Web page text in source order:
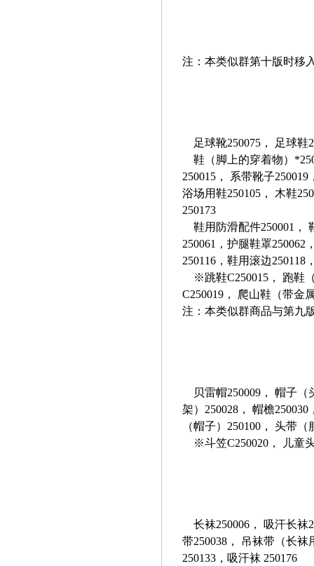
注：本类似群第十版时移
足球靴250075， 足球鞋
鞋（脚上的穿着物）
250015， 系带靴子
浴场用鞋250105， 木鞋
250173
鞋用防滑配件250001，
250061，护腿鞋罩250062
250116，鞋用滚边250118
※跳鞋C250015， 跑鞋（
C250019， 爬山鞋（带金
注：本类似群商品与第九
贝雷帽250009， 帽子
架）250028， 帽檐
（帽子）250100， 头带
※斗笠C250020， 儿童
长袜250006， 吸汗长袜
带250038， 吊袜带（长袜
250133，吸汗袜 250176